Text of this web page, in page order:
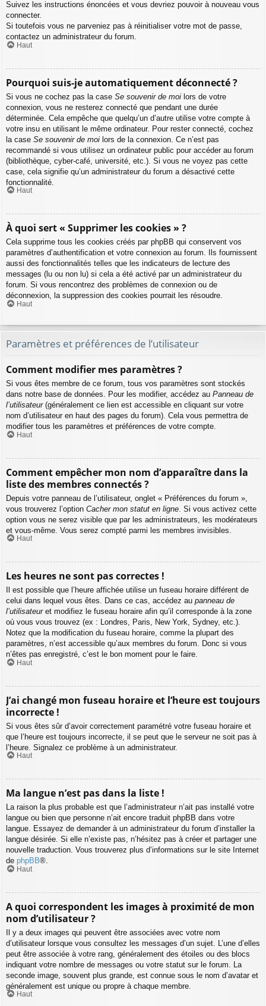
Suivez les instructions énoncées et vous devriez pouvoir à nouveau vous
connecter.
Si toutefois vous ne parveniez pas à réinitialiser votre mot de passe,
contactez un administrateur du forum.
Haut
Pourquoi suis-je automatiquement déconnecté ?
Si vous ne cochez pas la case Se souvenir de moi lors de votre
connexion, vous ne resterez connecté que pendant une durée
déterminée. Cela empêche que quelqu’un d’autre utilise votre compte à
votre insu en utilisant le même ordinateur. Pour rester connecté, cochez
la case Se souvenir de moi lors de la connexion. Ce n’est pas
recommandé si vous utilisez un ordinateur public pour accéder au forum
(bibliothèque, cyber-café, université, etc.). Si vous ne voyez pas cette
case, cela signifie qu’un administrateur du forum a désactivé cette
fonctionnalité.
Haut
À quoi sert « Supprimer les cookies » ?
Cela supprime tous les cookies créés par phpBB qui conservent vos
paramètres d’authentification et votre connexion au forum. Ils fournissent
aussi des fonctionnalités telles que les indicateurs de lecture des
messages (lu ou non lu) si cela a été activé par un administrateur du
forum. Si vous rencontrez des problèmes de connexion ou de
déconnexion, la suppression des cookies pourrait les résoudre.
Haut
Paramètres et préférences de l’utilisateur
Comment modifier mes paramètres ?
Si vous êtes membre de ce forum, tous vos paramètres sont stockés
dans notre base de données. Pour les modifier, accédez au Panneau de
l’utilisateur(généralement ce lien est accessible en cliquant sur votre
nom d’utilisateur en haut des pages du forum). Cela vous permettra de
modifier tous les paramètres et préférences de votre compte.
Haut
Comment empêcher mon nom d’apparaître dans la
liste des membres connectés ?
Depuis votre panneau de l’utilisateur, onglet « Préférences du forum »,
vous trouverez l’option Cacher mon statut en ligne . Si vous activez cette
option vous ne serez visible que par les administrateurs, les modérateurs
et vous-même. Vous serez compté parmi les membres invisibles.
Haut
Les heures ne sont pas correctes !
Il est possible que l’heure affichée utilise un fuseau horaire différent de
celui dans lequel vous êtes. Dans ce cas, accédez au panneau de
l’utilisateuret modifiez le fuseau horaire afin qu’il corresponde à la zone
où vous vous trouvez (ex : Londres, Paris, New York, Sydney, etc.).
Notez que la modification du fuseau horaire, comme la plupart des
paramètres, n’est accessible qu’aux membres du forum. Donc si vous
n’êtes pas enregistré, c’est le bon moment pour le faire.
Haut
J’ai changé mon fuseau horaire et l’heure est toujours
incorrecte !
Si vous êtes sûr d’avoir correctement paramétré votre fuseau horaire et
que l’heure est toujours incorrecte, il se peut que le serveur ne soit pas à
l’heure. Signalez ce problème à un administrateur.
Haut
Ma langue n’est pas dans la liste !
La raison la plus probable est que l’administrateur n’ait pas installé votre
langue ou bien que personne n’ait encore traduit phpBB dans votre
langue. Essayez de demander à un administrateur du forum d’installer la
langue désirée. Si elle n’existe pas, n’hésitez pas à créer et partager une
nouvelle traduction. Vous trouverez plus d’informations sur le site Internet
de phpBB®.
Haut
A quoi correspondent les images à proximité de mon
nom d’utilisateur ?
Il y a deux images qui peuvent être associées avec votre nom
d’utilisateur lorsque vous consultez les messages d’un sujet. L’une d’elles
peut être associée à votre rang, généralement des étoiles ou des blocs
indiquant votre nombre de messages ou votre statut sur le forum. La
seconde image, souvent plus grande, est connue sous le nom d’avatar et
généralement est unique ou propre à chaque membre.
Haut